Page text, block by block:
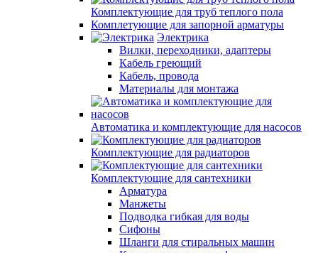
Комплектующие для труб теплого пола
Комплетующие для запорной арматуры
Электрика
Вилки, переходники, адаптеры
Кабель греющий
Кабель, провода
Материалы для монтажа
Автоматика и комплектующие для насосов
Комплектующие для радиаторов
Комплектующие для сантехники
Арматура
Манжеты
Подводка гибкая для воды
Сифоны
Шланги для стиральных машин